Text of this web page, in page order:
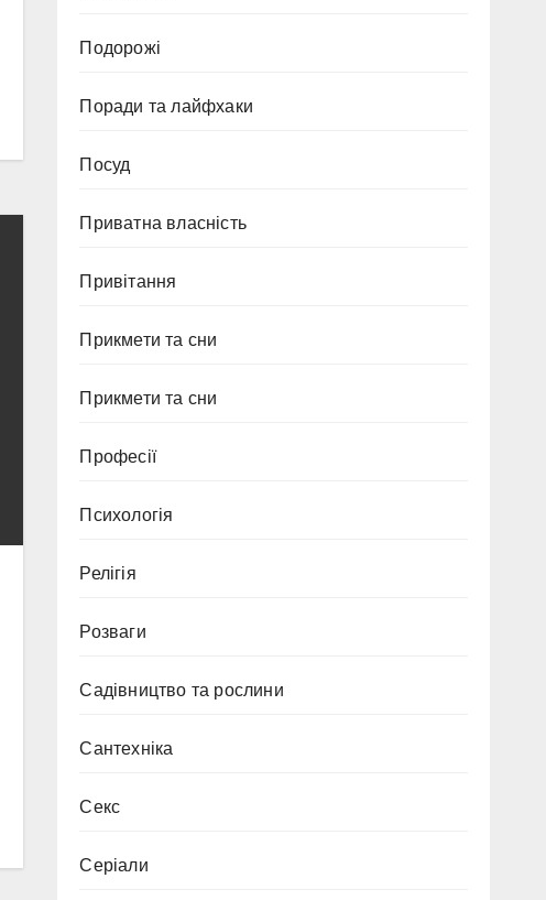
Подорожі
Поради та лайфхаки
Посуд
Приватна власність
Привітання
Прикмети та сни
Прикмети та сни
Професії
Психологія
Релігія
Розваги
Садівництво та рослини
Сантехніка
Секс
Серіали